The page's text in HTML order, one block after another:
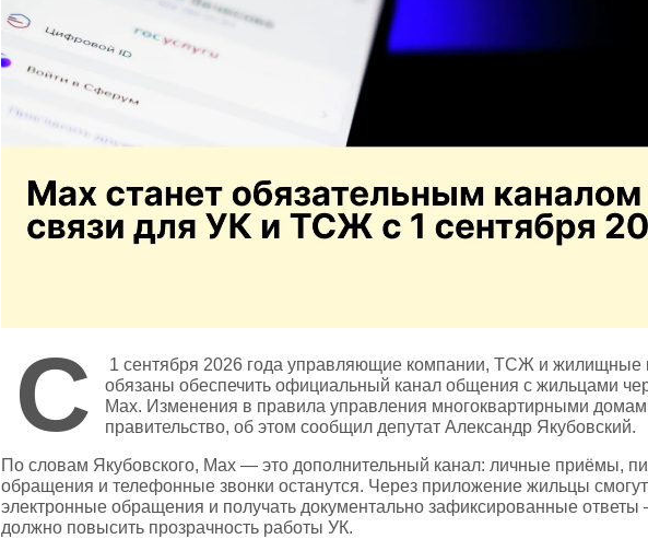
С
1 сентября 2026 года управляющие компании, ТСЖ и жилищные
обязаны обеспечить официальный канал общения с жильцами
Max. Изменения в правила управления многоквартирными
правительство, об этом сообщил депутат Александр Якубовский.
По словам Якубовского, Max — это дополнительный канал: личные приёмы,
обращения и телефонные звонки останутся. Через приложение жильцы
электронные обращения и получать документально зафиксированные ответы
должно повысить прозрачность работы УК.